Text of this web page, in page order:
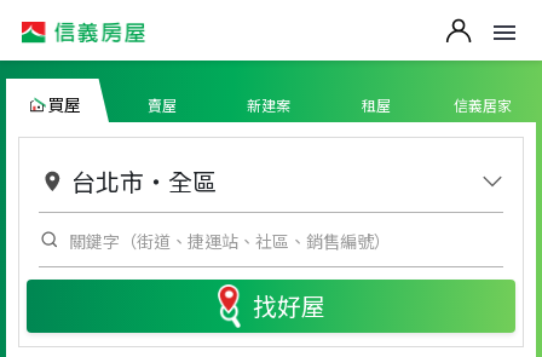
買屋 賣屋 新建案 租屋 信義居家
台北市 ・ 全區
找好屋